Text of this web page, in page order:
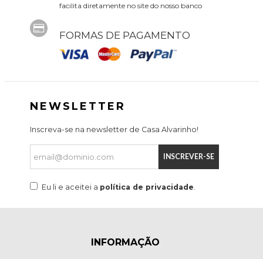
facilita diretamente no site do nosso banco
FORMAS DE PAGAMENTO
NEWSLETTER
Inscreva-se na newsletter de Casa Alvarinho!
INSCREVER-SE
Eu li e aceitei a política de privacidade.
INFORMAÇÃO